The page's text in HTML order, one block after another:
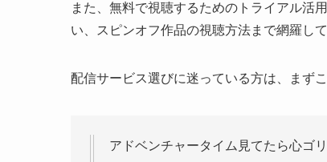
また、無料で視聴するためのトライアル活
い、スピンオフ作品の視聴方法まで網羅して
配信サービス選びに迷っている方は、まず
アドベンチャータイム見てたら心ゴ